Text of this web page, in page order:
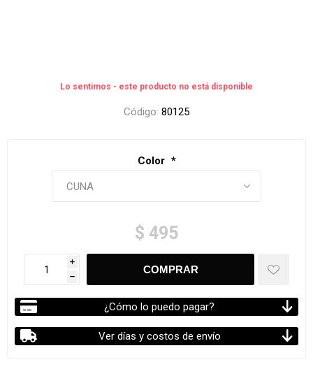
Lo sentimos - este producto no está disponible
Código: 80125
Color *
$ 495
i
h
¿Cómo lo puedo pagar?
Ver días y costos de envío